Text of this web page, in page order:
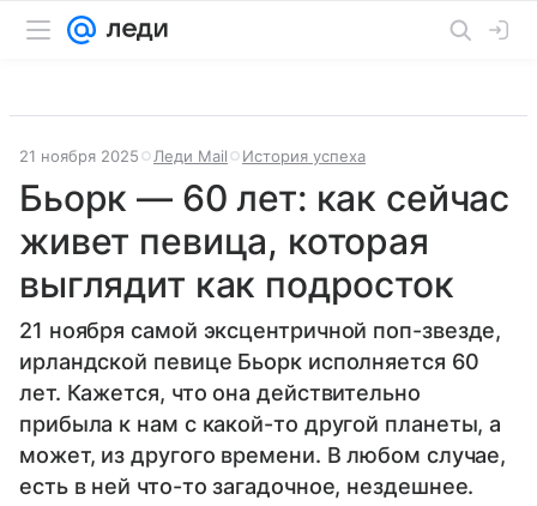
21 ноября 2025 Леди Mail История успеха
Бьорк — 60 лет: как сейчас
живет певица, которая
выглядит как подросток
21 ноября самой эксцентричной поп-звезде,
ирландской певице Бьорк исполняется 60
лет. Кажется, что она действительно
прибыла к нам с какой-то другой планеты, а
может, из другого времени. В любом случае,
есть в ней что-то загадочное, нездешнее.